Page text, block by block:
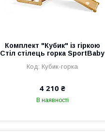
Комплект "Кубик" із гіркою
Стіл стілець горка SportBaby
Кубик-горка
4 210 ₴
В наявності